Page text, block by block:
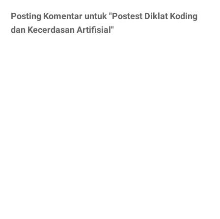
Posting Komentar untuk "Postest Diklat Koding
dan Kecerdasan Artifisial"